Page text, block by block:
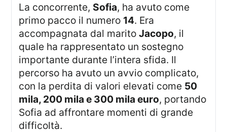
La concorrente, Sofia, ha avuto come
primo pacco il numero 14. Era
accompagnata dal maritoJacopo, il
quale ha rappresentato un sostegno
importante durante l’intera sfida. Il
percorso ha avuto un avvio complicato,
con la perdita di valori elevati come 50
mila, 200 mila e 300 mila euro, portando
Sofia ad affrontare momenti di grande
difficoltà.